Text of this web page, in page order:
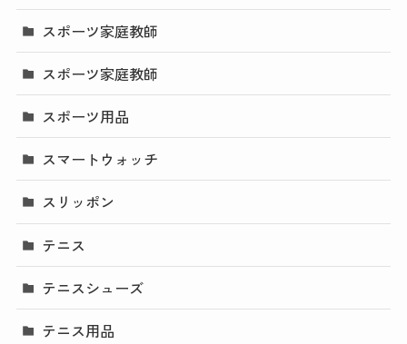
スポーツ家庭教師
スポーツ家庭教師
スポーツ用品
スマートウォッチ
スリッポン
テニス
テニスシューズ
テニス用品